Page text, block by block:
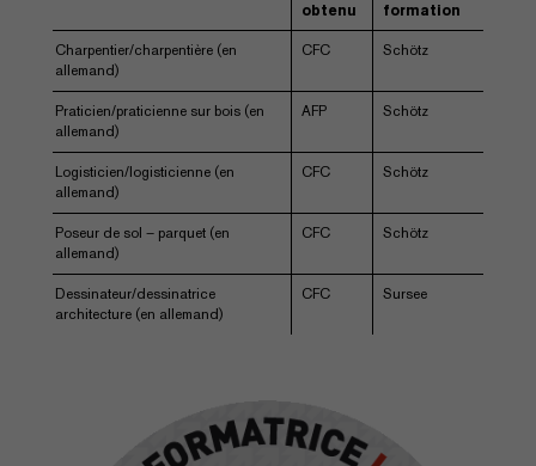
obtenu
formation
Charpentier/charpentière (en
allemand)
CFC Schötz
Praticien/praticienne sur bois (en
allemand)
AFP Schötz
Logisticien/logisticienne (en
allemand)
CFC Schötz
Poseur de sol – parquet (en
allemand)
CFC Schötz
Dessinateur/dessinatrice
architecture (en allemand)
CFC Sursee